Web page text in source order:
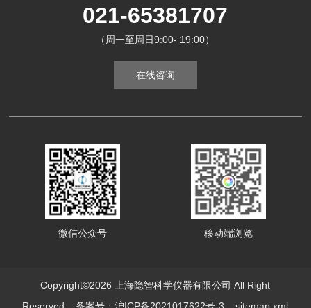
021-65381707
（周一至周日9:00- 19:00）
在线咨询
微信公众号 移动端浏览
Copyright©2026 上海隐智科学仪器有限公司 All Right